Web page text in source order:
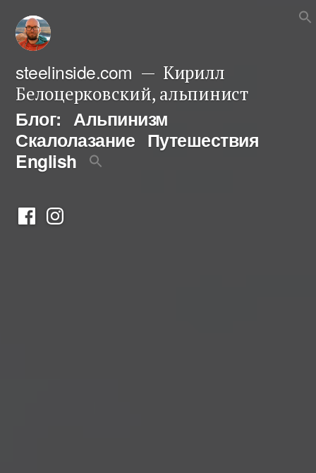
Перейти
содержимому
steelinside.com
Кирилл
Белоцерковский, альпинист
Блог: Альпинизм
Скалолазание Путешествия
English
ФейсбукИнстаграм